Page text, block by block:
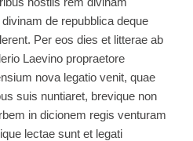
de repubblica deque
Per eos dies et litterae ab
Laevino propraetore
nova legatio venit, quae
suis nuntiaret, brevique non
in dicionem regis venturam
lectae sunt et legati